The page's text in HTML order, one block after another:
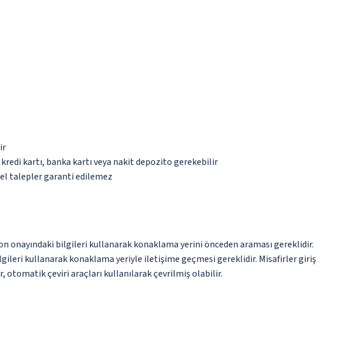
kartı, banka kartı veya nakit depozito gerekebilir
talepler garanti edilemez
bilgileri kullanarak konaklama yerini önceden araması gereklidir.
kullanarak konaklama yeriyle iletişime geçmesi gereklidir. Misafirler giriş
otomatik çeviri araçları kullanılarak çevrilmiş olabilir.